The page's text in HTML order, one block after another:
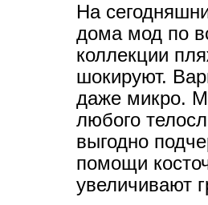
На
дома мод по
коллекции
шокируют.
даже микро.
любого
выгодно
помощи
увеличивают